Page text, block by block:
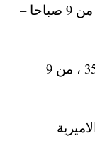
– دير الملاك ش ترعة الجبل 24349203 ، من 9 صباحا –
– الجيزة بجوار مستشفى الرمد 35726640 ، من 9